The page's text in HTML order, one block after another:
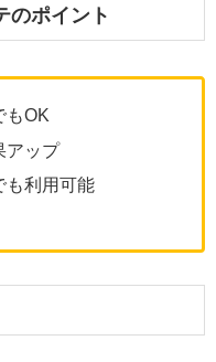
のポイント
もOK
アップ
も利用可能